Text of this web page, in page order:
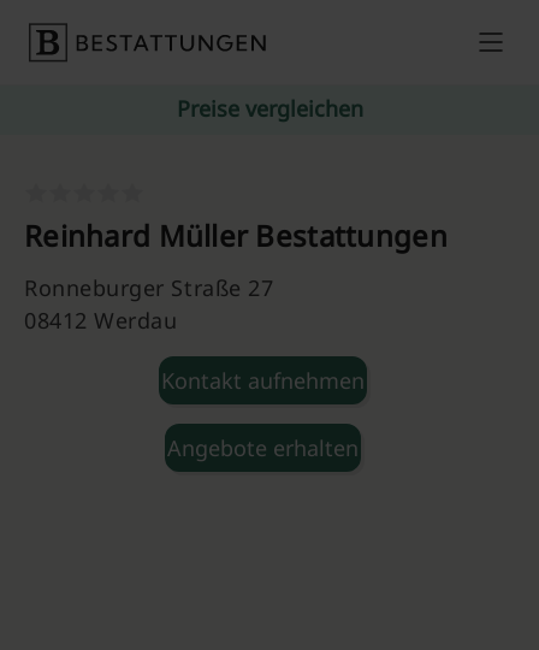
Preise vergleichen
Reinhard Müller Bestattungen
Ronneburger Straße 27
08412 Werdau
Kontakt aufnehmen
Angebote erhalten